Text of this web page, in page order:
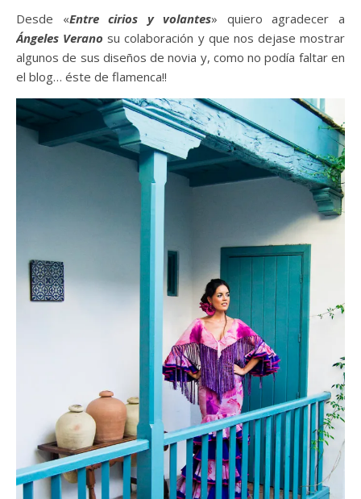
Desde «Entre cirios y volantes» quiero agradecer a
Ángeles Verano su colaboración y que nos dejase mostrar
algunos de sus diseños de novia y, como no podía faltar en
el blog… éste de flamenca!!